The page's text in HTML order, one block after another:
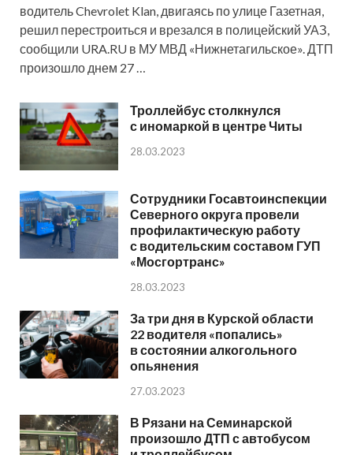
водитель Chevrolet Klan, двигаясь по улице Газетная,
решил перестроиться и врезался в полицейский УАЗ,
сообщили URA.RU в МУ МВД «Нижнетагильское». ДТП
произошло днем 27 …
Троллейбус столкнулся
с иномаркой в центре Читы
28.03.2023
Сотрудники Госавтоинспекции
Северного округа провели
профилактическую работу
с водительским составом ГУП
«Мосгортранс»
28.03.2023
За три дня в Курской области
22 водителя «попались»
в состоянии алкогольного
опьянения
27.03.2023
В Рязани на Семинарской
произошло ДТП с автобусом